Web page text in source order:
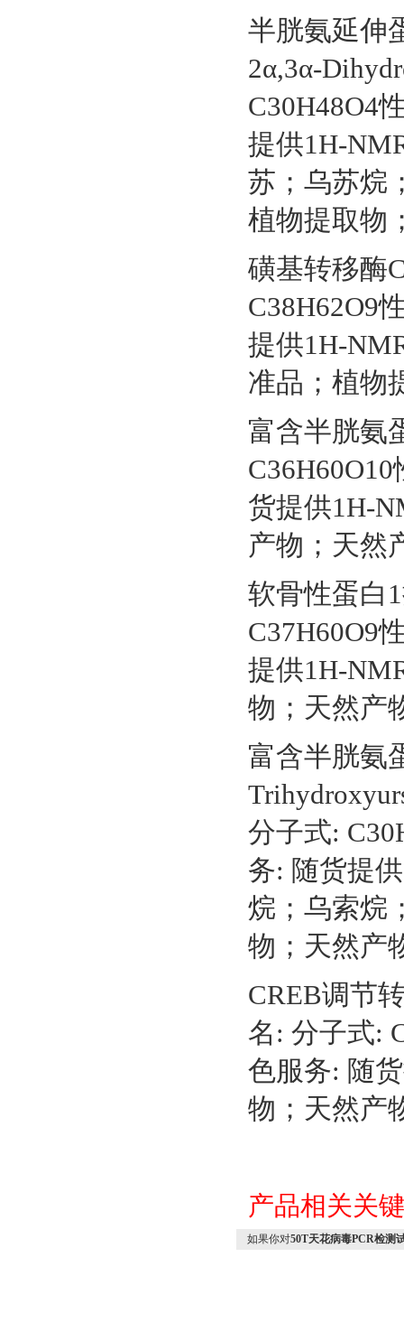
半胱氨延伸
2α,3α-
C30H48O4
提供1H-
苏；乌苏烷
植物提取物
磺基转移酶
C38H62O9
提供1H-
准品；植物
富含半胱氨
货提供1H-
产物；天然
软骨性蛋白
C37H60O9
提供1H-
物；天然产
富含半胱氨
分子式:
务: 随货提
烷；乌索烷
物；天然产
CREB调节
名: 分子式:
色服务: 随
物；天然产
产品相关关
如果你对50T天花病毒PCR检测